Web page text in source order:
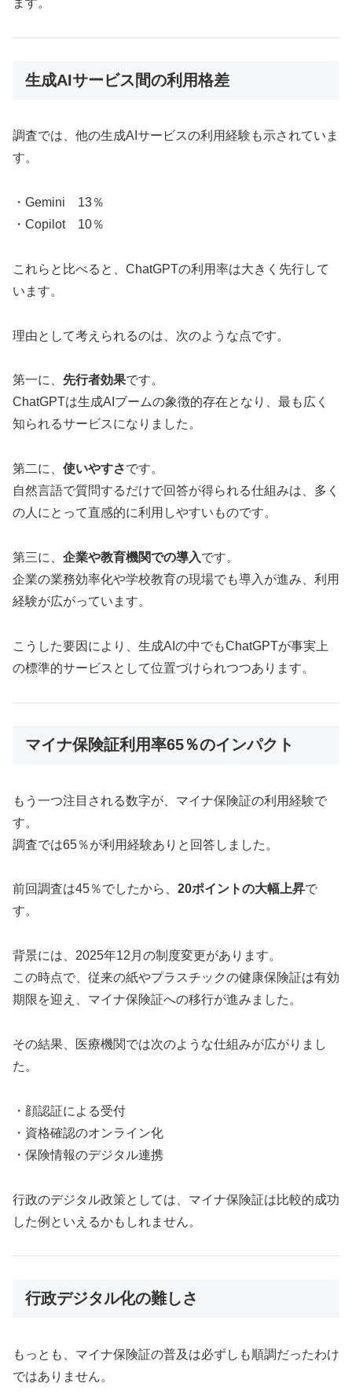
ます。
生成AIサービス間の利用格差
調査では、他の生成AIサービスの利用経験も示されていま
す。
・Gemini 13％
・Copilot 10％
これらと比べると、ChatGPTの利用率は大きく先行して
います。
理由として考えられるのは、次のような点です。
第一に、 先行者効果です。
ChatGPTは生成AIブームの象徴的存在となり、最も広く
知られるサービスになりました。
第二に、 使いやすさです。
自然言語で質問するだけで回答が得られる仕組みは、多く
の人にとって直感的に利用しやすいものです。
第三に、 企業や教育機関での導入です。
企業の業務効率化や学校教育の現場でも導入が進み、利用
経験が広がっています。
こうした要因により、生成AIの中でもChatGPTが事実上
の標準的サービスとして位置づけられつつあります。
マイナ保険証利用率65％のインパクト
もう一つ注目される数字が、マイナ保険証の利用経験で
す。
調査では65％が利用経験ありと回答しました。
前回調査は45％でしたから、 20ポイントの大幅上昇で
す。
背景には、2025年12月の制度変更があります。
この時点で、従来の紙やプラスチックの健康保険証は有効
期限を迎え、マイナ保険証への移行が進みました。
その結果、医療機関では次のような仕組みが広がりまし
た。
・顔認証による受付
・資格確認のオンライン化
・保険情報のデジタル連携
行政のデジタル政策としては、マイナ保険証は比較的成功
した例といえるかもしれません。
行政デジタル化の難しさ
もっとも、マイナ保険証の普及は必ずしも順調だったわけ
ではありません。